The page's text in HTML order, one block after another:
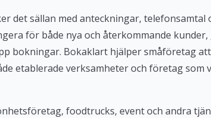
det sällan med anteckningar, telefonsamtal
för både nya och återkommande
bokningar. Bokaklart hjälper småföretag
etablerade verksamheter och företag som
foodtrucks, event och andra